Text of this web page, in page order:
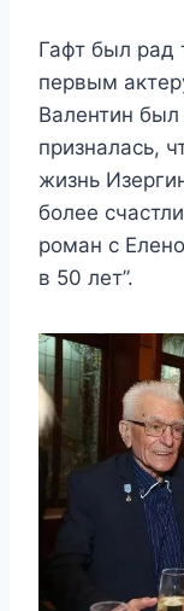
Гафт был рад
первым
Валентин был
призналась,
жизнь
более
роман с
в 50 лет”.